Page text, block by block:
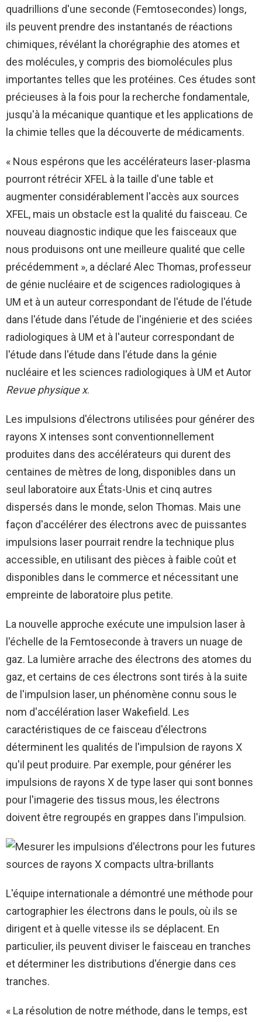
quadrillions d'une seconde (Femtosecondes) longs,
ils peuvent prendre des instantanés de réactions
chimiques, révélant la chorégraphie des atomes et
des molécules, y compris des biomolécules plus
importantes telles que les protéines. Ces études sont
précieuses à la fois pour la recherche fondamentale,
jusqu'à la mécanique quantique et les applications de
la chimie telles que la découverte de médicaments.
« Nous espérons que les accélérateurs laser-plasma
pourront rétrécir XFEL à la taille d'une table et
augmenter considérablement l'accès aux sources
XFEL, mais un obstacle est la qualité du faisceau. Ce
nouveau diagnostic indique que les faisceaux que
nous produisons ont une meilleure qualité que celle
précédemment », a déclaré Alec Thomas, professeur
de génie nucléaire et de scigences radiologiques à
UM et à un auteur correspondant de l'étude de l'étude
dans l'étude dans l'étude de l'ingénierie et des sciées
radiologiques à UM et à l'auteur correspondant de
l'étude dans l'étude dans l'étude dans la génie
nucléaire et les sciences radiologiques à UM et Autor
Revue physique x.
Les impulsions d'électrons utilisées pour générer des
rayons X intenses sont conventionnellement
produites dans des accélérateurs qui durent des
centaines de mètres de long, disponibles dans un
seul laboratoire aux États-Unis et cinq autres
dispersés dans le monde, selon Thomas. Mais une
façon d'accélérer des électrons avec de puissantes
impulsions laser pourrait rendre la technique plus
accessible, en utilisant des pièces à faible coût et
disponibles dans le commerce et nécessitant une
empreinte de laboratoire plus petite.
La nouvelle approche exécute une impulsion laser à
l'échelle de la Femtoseconde à travers un nuage de
gaz. La lumière arrache des électrons des atomes du
gaz, et certains de ces électrons sont tirés à la suite
de l'impulsion laser, un phénomène connu sous le
nom d'accélération laser Wakefield. Les
caractéristiques de ce faisceau d'électrons
déterminent les qualités de l'impulsion de rayons X
qu'il peut produire. Par exemple, pour générer les
impulsions de rayons X de type laser qui sont bonnes
pour l'imagerie des tissus mous, les électrons
doivent être regroupés en grappes dans l'impulsion.
L'équipe internationale a démontré une méthode pour
cartographier les électrons dans le pouls, où ils se
dirigent et à quelle vitesse ils se déplacent. En
particulier, ils peuvent diviser le faisceau en tranches
et déterminer les distributions d'énergie dans ces
tranches.
« La résolution de notre méthode, dans le temps, est